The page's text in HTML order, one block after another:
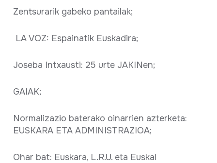
Zentsurarik gabeko pantailak;
LA VOZ: Espainatik Euskadira;
Joseba Intxausti: 25 urte JAKINen;
GAIAK;
Normalizazio baterako oinarrien azterketa:
EUSKARA ETA ADMINISTRAZIOA;
Ohar bat: Euskara, L.R.U. eta Euskal